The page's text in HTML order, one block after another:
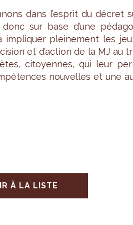
dans l’es­prit du décret
sur base d’une
impli­quer plei­ne­ment les
et d’ac­tion de la MJ au
citoyennes, qui leur
nou­velles et une
À LA LISTE